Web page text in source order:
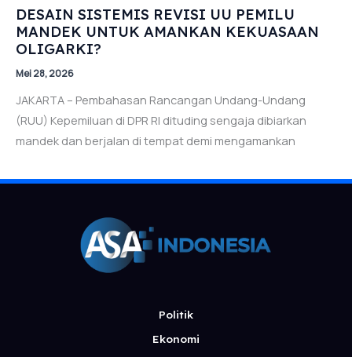
DESAIN SISTEMIS REVISI UU PEMILU
MANDEK UNTUK AMANKAN KEKUASAAN
OLIGARKI?
Mei 28, 2026
JAKARTA – Pembahasan Rancangan Undang-Undang
(RUU) Kepemiluan di DPR RI dituding sengaja dibiarkan
mandek dan berjalan di tempat demi mengamankan
Politik
Ekonomi